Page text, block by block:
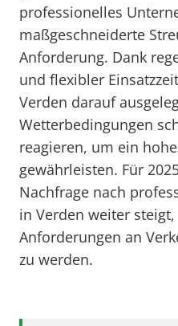
professionelles
maßgeschneiderte
Anforderung. Dank
und flexibler
Verden darauf
Wetterbedingungen
reagieren, um ein
gewährleisten. Für
Nachfrage nach
in Verden weiter
Anforderungen an
zu werden.